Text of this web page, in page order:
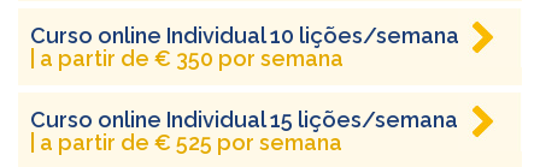
Curso online Individual 10 lições/semana
| a partir de € 350 por semana
Curso online Individual 15 lições/semana
| a partir de € 525 por semana